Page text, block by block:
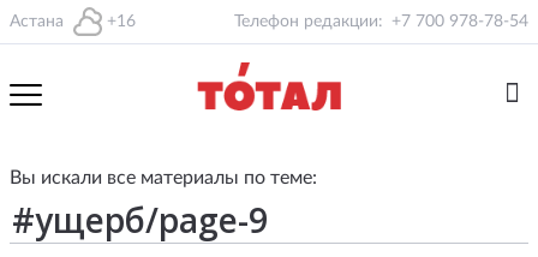
Астана +16 Телефон редакции: +7 700 978-78-54
Вы искали все материалы по теме: